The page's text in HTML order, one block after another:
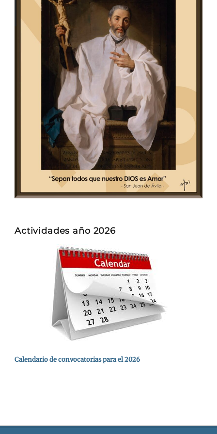
Actividades año 2026
Calendario de convocatorias para el 2026